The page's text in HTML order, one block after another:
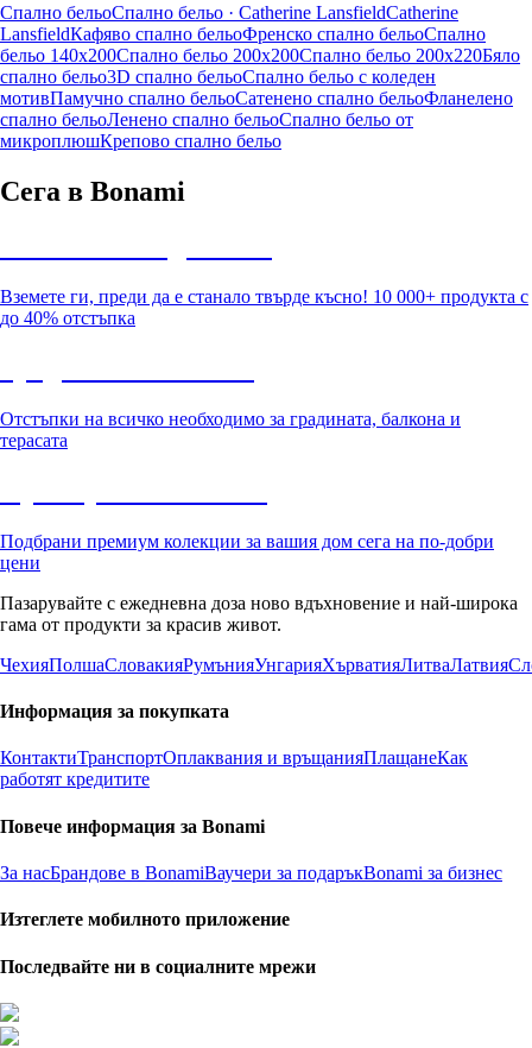
Спално бельоСпално бельо · Catherine LansfieldCatherine
LansfieldКафяво спално бельоФренско спално бельоСпално
бельо 140x200Спално бельо 200x200Спално бельо 200x220Бяло
спално бельо3D спално бельоСпално бельо с коледен
мотивПамучно спално бельоСатенено спално бельоФланелено
спално бельоЛенено спално бельоСпално бельо от
микроплюшКрепово спално бельо
Сега в Bonami
Вземете ги, преди да е станало твърде късно! 10 000+ продукта с
до 40% отстъпка
Отстъпки на всичко необходимо за градината, балкона и
терасата
Подбрани премиум колекции за вашия дом сега на по-добри
цени
Пазарувайте с ежедневна доза ново вдъхновение и най-широка
гама от продукти за красив живот.
ЧехияПолшаСловакияРумънияУнгарияХърватияЛитваЛатвия
Информация за покупката
КонтактиТранспортОплаквания и връщанияПлащанеКак
работят кредитите
Повече информация за Bonami
За насБрандове в BonamiВаучери за подаръкBonami за бизнес
Изтеглете мобилното приложение
Последвайте ни в социалните мрежи